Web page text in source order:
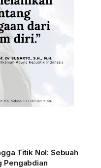
Titik Nol: Sebuah
Pengabdian